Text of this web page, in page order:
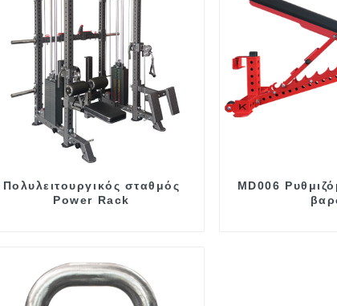
Πολυλειτουργικός σταθμός
Power Rack
MD006